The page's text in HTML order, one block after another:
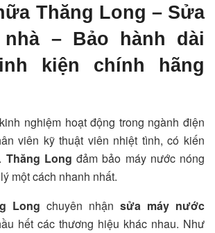
Thăng Long – Sửa
– Bảo hành dài
kiện chính hãng
nghiệm hoạt động trong ngành điện
viên kỹ thuật viên nhiệt tình, có kiến
Thăng Longđảm bảo máy nước nóng
một cách nhanh nhất.
Long chuyên nhận sửa máy nước
hết các thương hiệu khác nhau. Như